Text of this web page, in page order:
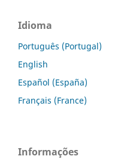
Idioma
Português (Portugal)
English
Español (España)
Français (France)
Informações